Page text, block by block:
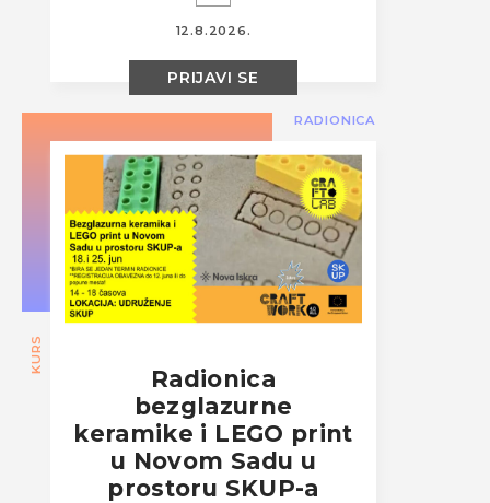
12.8.2026.
PRIJAVI SE
RADIONICA
KURS
Radionica
bezglazurne
keramike i LEGO print
u Novom Sadu u
prostoru SKUP-a